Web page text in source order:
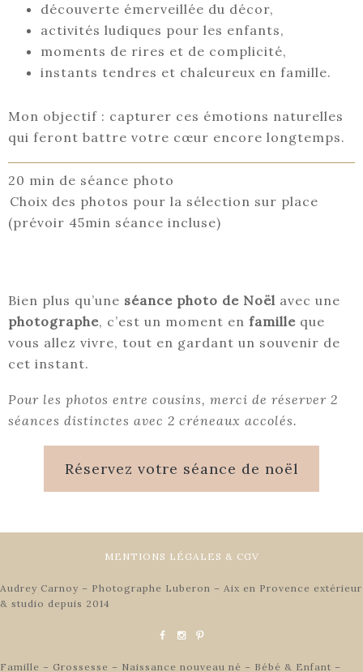
découverte émerveillée du décor,
activités ludiques pour les enfants,
moments de rires et de complicité,
instants tendres et chaleureux en famille.
Mon objectif : capturer ces émotions naturelles
qui feront battre votre cœur encore longtemps.
20 min de séance photo
Choix des photos pour la sélection sur place
(prévoir 45min séance incluse)
Bien plus qu’une séance photo de Noël avec une
photographe, c’est un moment en famille que
vous allez vivre, tout en gardant un souvenir de
cet instant.
Pour les photos entre cousins, merci de réserver 2
séances distinctes avec 2 créneaux accolés.
Réservez votre séance de noël
MENTIONS LÉGALES & CGV
Audrey Carnoy – Photographe Luberon – Aix en Provence extérieur
& studio depuis 2014
Famille – Grossesse – Naissance nouveau né – Bébé & Enfant –